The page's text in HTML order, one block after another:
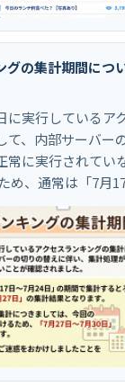
グの集計期間につ
に実行しているア
て、内部サーバー
常に実行されてい
め、通常は「7月